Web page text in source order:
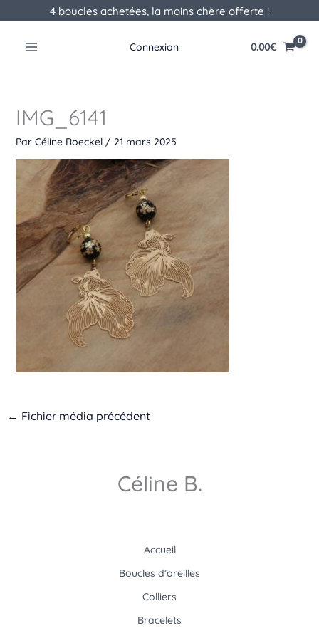
au
contenu
4 boucles achetées, la moins chère offerte !
Connexion 0.00€
IMG_6141
Par Céline Roeckel / 21 mars 2025
← Fichier média précédent
Céline B.
Accueil
Boucles d’oreilles
Colliers
Bracelets